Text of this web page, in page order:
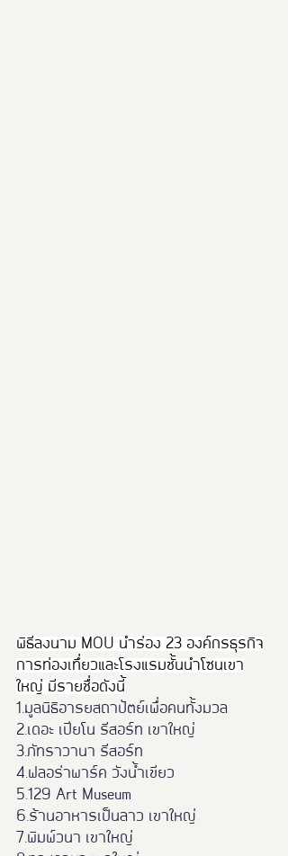
พิธีลงนาม MOU นำร่อง 23 องค์กรธุรกิจ
การท่องเทึ่ยวและโรงแรมชั้นนำโซนเขา
ใหญ่ มีรายชื่อดังนี้
1.มูลนิธิอารยสถาปัตย์เพื่อคนทั้งมวล
2.เดอะ เปียโน รีสอร์ท เขาใหญ่
3.ภัทราวานา รีสอร์ท
4.ฟลอร่าพาร์ค วังน้ำเขียว
5.129 Art Museum
6.ร้านอาหารเป็นลาว เขาใหญ่
7.พิมพ์วนา เขาใหญ่